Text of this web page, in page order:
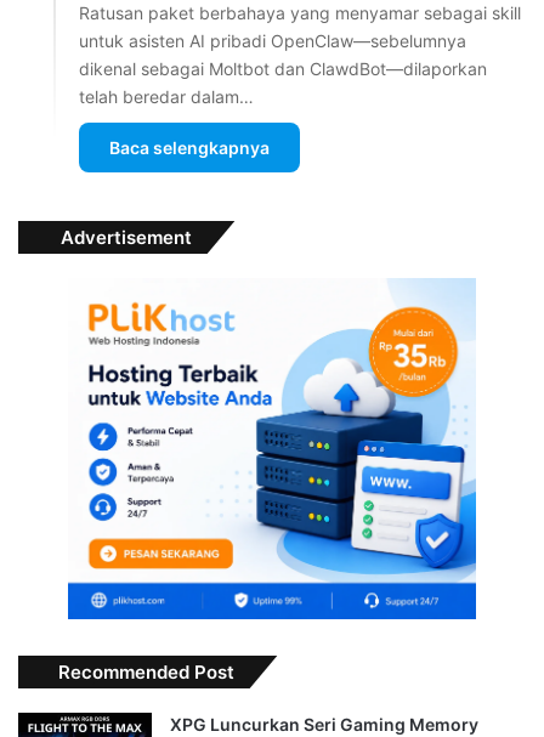
Ratusan paket berbahaya yang menyamar sebagai skill
untuk asisten AI pribadi OpenClaw—sebelumnya
dikenal sebagai Moltbot dan ClawdBot—dilaporkan
telah beredar dalam…
Baca selengkapnya
Advertisement
Recommended Post
XPG Luncurkan Seri Gaming Memory